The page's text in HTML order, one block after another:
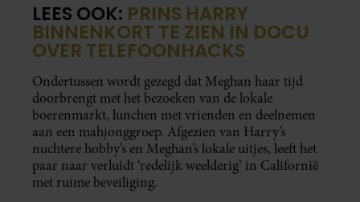
LEES OOK: PRINS HARRY
BINNENKORT TE ZIEN IN DOCU
OVER TELEFOONHACKS
Ondertussen wordt gezegd dat Meghan haar tijd
doorbrengt met het bezoeken van de lokale
boerenmarkt, lunchen met vrienden en deelnemen
aan een mahjonggroep. Afgezien van Harry’s
nuchtere hobby’s en Meghan’s lokale uitjes, leeft het
paar naar verluidt ‘redelijk weelderig’ in Californië
met ruime beveiliging.